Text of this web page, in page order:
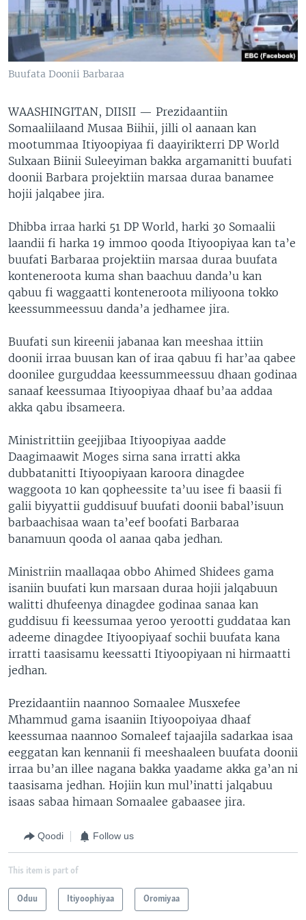
Buufata Doonii Barbaraa
WAASHINGITAN, DIISII — Prezidaantiin
Somaaliilaand Musaa Biihii, jilli ol aanaan kan
mootummaa Itiyoopiyaa fi daayirikterri DP World
Sulxaan Biinii Suleeyiman bakka argamanitti buufati
doonii Barbara projektiin marsaa duraa banamee
hojii jalqabee jira.
Dhibba irraa harki 51 DP World, harki 30 Somaalii
laandii fi harka 19 immoo qooda Itiyoopiyaa kan ta’e
buufati Barbaraa projektiin marsaa duraa buufata
konteneroota kuma shan baachuu danda’u kan
qabuu fi waggaatti konteneroota miliyoona tokko
keessummeessuu danda’a jedhamee jira.
Buufati sun kireenii jabanaa kan meeshaa ittiin
doonii irraa buusan kan of iraa qabuu fi har’aa qabee
doonilee gurguddaa keessummeessuu dhaan godinaa
sanaaf keessumaa Itiyoopiyaa dhaaf bu’aa addaa
akka qabu ibsameera.
Ministrittiin geejjibaa Itiyoopiyaa aadde
Daagimaawit Moges sirna sana irratti akka
dubbatanitti Itiyoopiyaan karoora dinagdee
waggoota 10 kan qopheessite ta’uu isee fi baasii fi
galii biyyattii guddisuuf buufati doonii babal’isuun
barbaachisaa waan ta’eef boofati Barbaraa
banamuun qooda ol aanaa qaba jedhan.
Ministriin maallaqaa obbo Ahimed Shidees gama
isaniin buufati kun marsaan duraa hojii jalqabuun
walitti dhufeenya dinagdee godinaa sanaa kan
guddisuu fi keessumaa yeroo yerootti guddataa kan
adeeme dinagdee Itiyoopiyaaf sochii buufata kana
irratti taasisamu keessatti Itiyoopiyaan ni hirmaatti
jedhan.
Prezidaantiin naannoo Somaalee Musxefee
Mhammud gama isaaniin Itiyoopoiyaa dhaaf
keessumaa naannoo Somaleef tajaajila sadarkaa isaa
eeggatan kan kennanii fi meeshaaleen buufata doonii
irraa bu’an illee nagana bakka yaadame akka ga’an ni
taasisama jedhan. Hojiin kun mul’inatti jalqabuu
isaas sabaa himaan Somaalee gabaasee jira.
Qoodi Follow us
This item is part of
Oduu Itiyoophiyaa Oromiyaa